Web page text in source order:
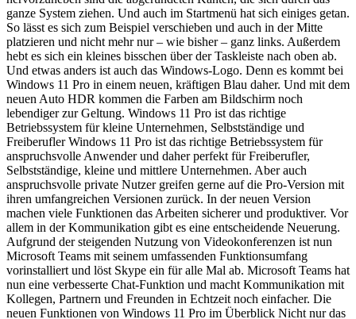
ganze System ziehen. Und auch im Startmenü hat sich einiges getan.
So lässt es sich zum Beispiel verschieben und auch in der Mitte
platzieren und nicht mehr nur – wie bisher – ganz links. Außerdem
hebt es sich ein kleines bisschen über der Taskleiste nach oben ab.
Und etwas anders ist auch das Windows-Logo. Denn es kommt bei
Windows 11 Pro in einem neuen, kräftigen Blau daher. Und mit dem
neuen Auto HDR kommen die Farben am Bildschirm noch
lebendiger zur Geltung. Windows 11 Pro ist das richtige
Betriebssystem für kleine Unternehmen, Selbstständige und
Freiberufler Windows 11 Pro ist das richtige Betriebssystem für
anspruchsvolle Anwender und daher perfekt für Freiberufler,
Selbstständige, kleine und mittlere Unternehmen. Aber auch
anspruchsvolle private Nutzer greifen gerne auf die Pro-Version mit
ihren umfangreichen Versionen zurück. In der neuen Version
machen viele Funktionen das Arbeiten sicherer und produktiver. Vor
allem in der Kommunikation gibt es eine entscheidende Neuerung.
Aufgrund der steigenden Nutzung von Videokonferenzen ist nun
Microsoft Teams mit seinem umfassenden Funktionsumfang
vorinstalliert und löst Skype ein für alle Mal ab. Microsoft Teams hat
nun eine verbesserte Chat-Funktion und macht Kommunikation mit
Kollegen, Partnern und Freunden in Echtzeit noch einfacher. Die
neuen Funktionen von Windows 11 Pro im Überblick Nicht nur das